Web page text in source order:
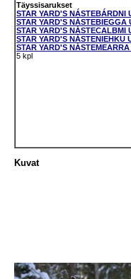
Täyssisarukset
STAR YARD'S NÁSTEBÁRDNI
STAR YARD'S NÁSTEBIEGGA
STAR YARD'S NÁSTECALBMI
STAR YARD'S NÁSTENIEHKU
STAR YARD'S NÁSTEMEARRA
5 kpl
Kuvat